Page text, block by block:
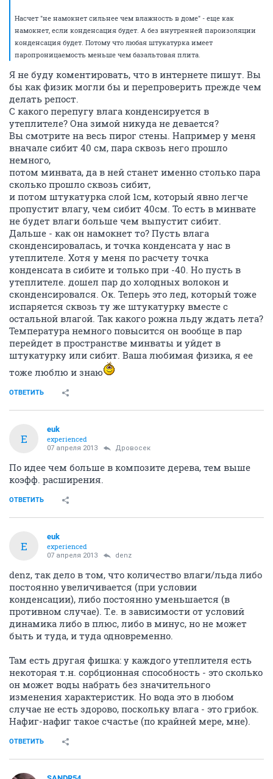
Насчет "не намокнет сильнее чем влажность в доме" - еще как
намокнет, если конденсация будет. А без внутренней пароизоляции
конденсация будет. Потому что любая штукатурка имеет
паропроницаемость меньше чем базальтовая плита.
Я не буду коментировать, что в интернете пишут. Вы
бы как физик могли бы и перепроверить прежде чем
делать репост.
С какого перепугу влага конденсируется в
утеплителе? Она зимой никуда не девается?
Вы смотрите на весь пирог стены. Например у меня
вначале сибит 40 см, пара сквозь него прошло
немного,
потом минвата, да в ней станет именно столько пара
сколько прошло сквозь сибит,
и потом штукатурка слой 1см, который явно легче
пропустит влагу, чем сибит 40см. То есть в минвате
не будет влаги больше чем выпустит сибит.
Дальше - как он намокнет то? Пусть влага
сконденсировалась, и точка конденсата у нас в
утеплителе. Хотя у меня по расчету точка
конденсата в сибите и только при -40. Но пусть в
утеплителе. дошел пар до холодных волокон и
сконденсировался. Ок. Теперь это лед, который тоже
испаряется сквозь ту же штукатурку вместе с
остальной влагой. Так какого рожна льду ждать лета?
Температура немного повысится он вообще в пар
перейдет в пространстве минваты и уйдет в
штукатурку или сибит. Ваша любимая физика, я ее
тоже люблю и знаю
ОТВЕТИТЬ
E
euk
experienced
07 апреля 2013 Дровосек
По идее чем больше в композите дерева, тем выше
коэфф. расширения.
ОТВЕТИТЬ
E
euk
experienced
07 апреля 2013 denz
denz, так дело в том, что количество влаги/льда либо
постоянно увеличивается (при условии
конденсации), либо постоянно уменьшается (в
противном случае). Т.е. в зависимости от условий
динамика либо в плюс, либо в минус, но не может
быть и туда, и туда одновременно.
Там есть другая фишка: у каждого утеплителя есть
некоторая т.н. сорбционная способность - это сколько
он может воды набрать без значительного
изменения характеристик. Но вода это в любом
случае не есть здорово, поскольку влага - это грибок.
Нафиг-нафиг такое счастье (по крайней мере, мне).
ОТВЕТИТЬ